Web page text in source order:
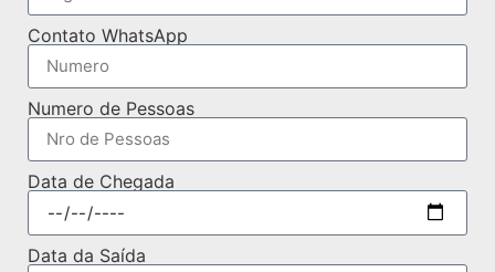
Contato WhatsApp
Numero de Pessoas
Data de Chegada
Data da Saída